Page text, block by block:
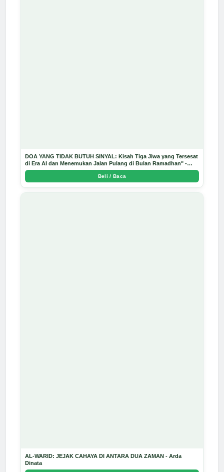
DOA YANG TIDAK BUTUH SINYAL: Kisah Tiga Jiwa yang Tersesat
di Era AI dan Menemukan Jalan Pulang di Bulan Ramadhan" -
Arda Dinata
Beli / Baca
AL-WARID: JEJAK CAHAYA DI ANTARA DUA ZAMAN - Arda
Dinata